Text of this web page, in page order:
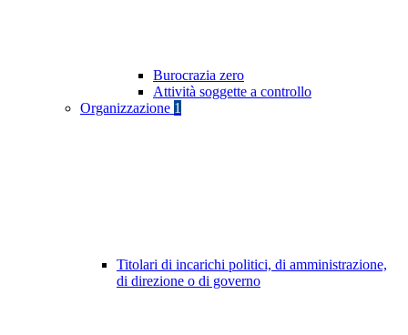
Burocrazia zero
Attività soggette a controllo
Organizzazione 1
Titolari di incarichi politici, di amministrazione,
di direzione o di governo